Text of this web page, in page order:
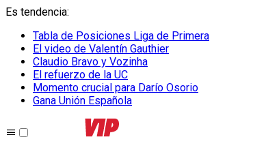
Es tendencia:
Tabla de Posiciones Liga de Primera
El video de Valentín Gauthier
Claudio Bravo y Vozinha
El refuerzo de la UC
Momento crucial para Darío Osorio
Gana Unión Española